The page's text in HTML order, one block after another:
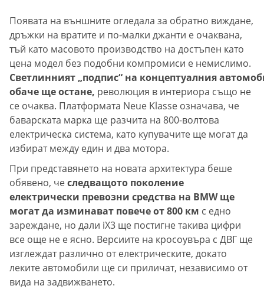
Появата на външните огледала за обратно виждане,
дръжки на вратите и по-малки джанти е очаквана,
тъй като масовото производство на достъпен като
цена модел без подобни компромиси е немислимо.
Светлинният „подпис“ на концептуалния
обаче ще остане, революция в интериора също не
се очаква. Платформата Neue Klasse означава, че
баварската марка ще разчита на 800-волтова
електрическа система, като купувачите ще могат да
избират между един и два мотора.
При представянето на новата архитектура беше
обявено, чеследващото поколение
електрически превозни средства на BMW ще
могат да изминават повече от 800 км с едно
зареждане, но дали iX3 ще постигне такива цифри
все още не е ясно. Версиите на кросоувъра с ДВГ ще
изглеждат различно от електрическите, докато
леките автомобили ще си приличат, независимо от
вида на задвижването.